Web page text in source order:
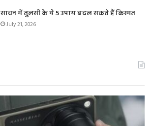
सावन में तुलसी के ये 5 उपाय बदल सकते हैं किस्मत
July 21, 2026